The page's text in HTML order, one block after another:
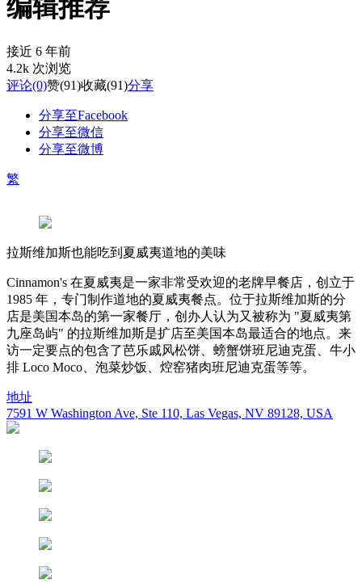
编辑推荐
接近 6 年前
4.2k 次浏览
评论(0)赞(91)收藏(91)分享
分享至Facebook
分享至微信
分享至微博
繁
拉斯维加斯也能吃到夏威夷道地的美味
Cinnamon's 在夏威夷是一家非常受欢迎的老牌早餐店，创立于
1985 年，专门制作道地的夏威夷餐点。位于拉斯维加斯的分
店是美国本岛的第一家餐厅，创办人认为又被称为 "夏威夷第
九座岛屿" 的拉斯维加斯是扩店至美国本岛最适合的地点。来
访一定要点的包含了芭乐戚风松饼、螃蟹饼班尼迪克蛋、牛小
排 Loco Moco、泡菜炒饭、焢窑猪肉班尼迪克蛋等等。
地址
7591 W Washington Ave, Ste 110, Las Vegas, NV 89128, USA